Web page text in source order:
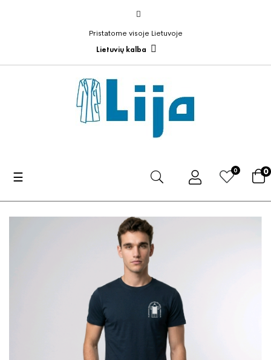
Pristatome visoje Lietuvoje
Lietuvių kalba
Toggle
☰ 0 0